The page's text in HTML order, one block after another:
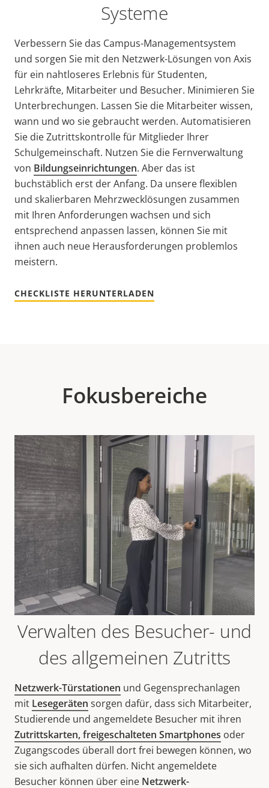
Systeme
Verbessern Sie das Campus-Managementsystem
und sorgen Sie mit den Netzwerk-Lösungen von Axis
für ein nahtloseres Erlebnis für Studenten,
Lehrkräfte, Mitarbeiter und Besucher. Minimieren Sie
Unterbrechungen. Lassen Sie die Mitarbeiter wissen,
wann und wo sie gebraucht werden. Automatisieren
Sie die Zutrittskontrolle für Mitglieder Ihrer
Schulgemeinschaft. Nutzen Sie die Fernverwaltung
von Bildungseinrichtungen. Aber das ist
buchstäblich erst der Anfang. Da unsere flexiblen
und skalierbaren Mehrzwecklösungen zusammen
mit Ihren Anforderungen wachsen und sich
entsprechend anpassen lassen, können Sie mit
ihnen auch neue Herausforderungen problemlos
meistern.
CHECKLISTE HERUNTERLADEN
Fokusbereiche
Verwalten des Besucher- und
des allgemeinen Zutritts
Netzwerk-Türstationen und Gegensprechanlagen
mit Lesegeräten sorgen dafür, dass sich Mitarbeiter,
Studierende und angemeldete Besucher mit ihren
Zutrittskarten, freigeschalteten Smartphones oder
Zugangscodes überall dort frei bewegen können, wo
sie sich aufhalten dürfen. Nicht angemeldete
Besucher können über eine Netzwerk-